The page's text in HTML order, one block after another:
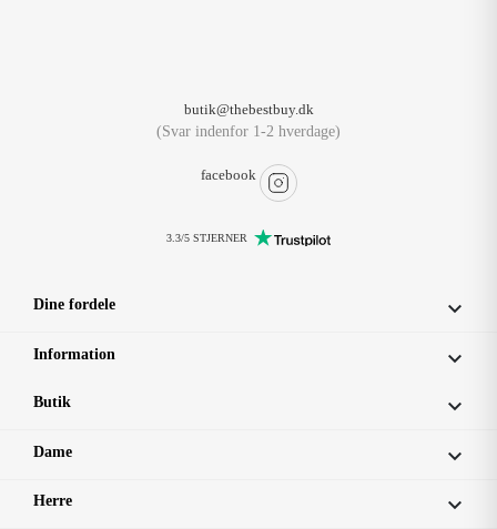
butik@thebestbuy.dk
(Svar indenfor 1-2 hverdage)
facebook
3.3/5 STJERNER
Dine fordele 
Information 
Butik 
Dame 
Herre 